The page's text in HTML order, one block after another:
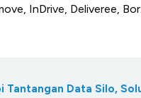
InDrive, Deliveree,
Data Silo,